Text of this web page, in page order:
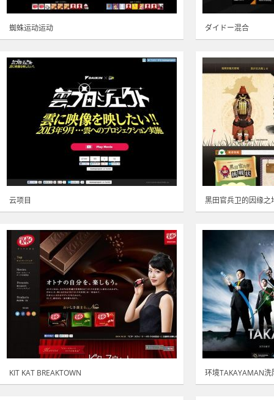
蜘蛛运动运动 ダイドー混合
云项目 黑田官兵卫的因缘之
KIT KAT BREAKTOWN 环境TAKAYAMAN洗